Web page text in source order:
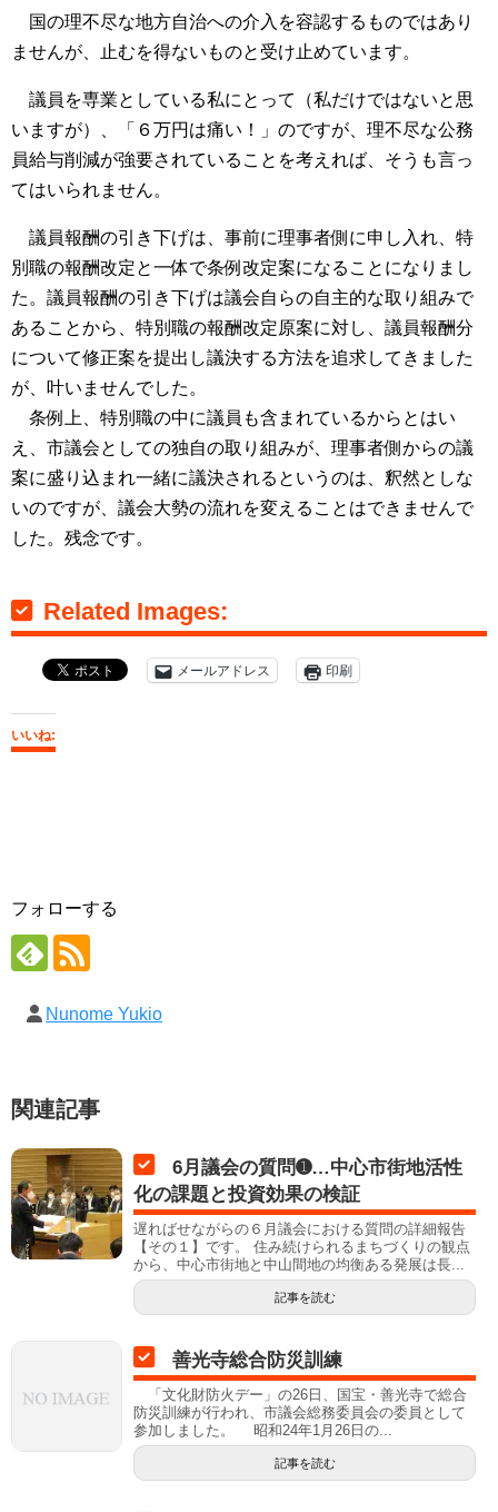
国の理不尽な地方自治への介入を容認するものではあり
ませんが、止むを得ないものと受け止めています。
議員を専業としている私にとって（私だけではないと思
いますが）、「６万円は痛い！」のですが、理不尽な公務
員給与削減が強要されていることを考えれば、そうも言っ
てはいられません。
議員報酬の引き下げは、事前に理事者側に申し入れ、特
別職の報酬改定と一体で条例改定案になることになりまし
た。議員報酬の引き下げは議会自らの自主的な取り組みで
あることから、特別職の報酬改定原案に対し、議員報酬分
について修正案を提出し議決する方法を追求してきました
が、叶いませんでした。
条例上、特別職の中に議員も含まれているからとはい
え、市議会としての独自の取り組みが、理事者側からの議
案に盛り込まれ一緒に議決されるというのは、釈然としな
いのですが、議会大勢の流れを変えることはできませんで
した。残念です。
Related Images:
メールアドレス 印刷
いいね:
フォローする
Nunome Yukio
関連記事
6月議会の質問➊…中心市街地活性
化の課題と投資効果の検証
遅ればせながらの６月議会における質問の詳細報告
【その１】です。 住み続けられるまちづくりの観点
から、中心市街地と中山間地の均衡ある発展は長...
記事を読む
善光寺総合防災訓練
「文化財防火デー」の26日、国宝・善光寺で総合
防災訓練が行われ、市議会総務委員会の委員として
参加しました。 昭和24年1月26日の...
記事を読む